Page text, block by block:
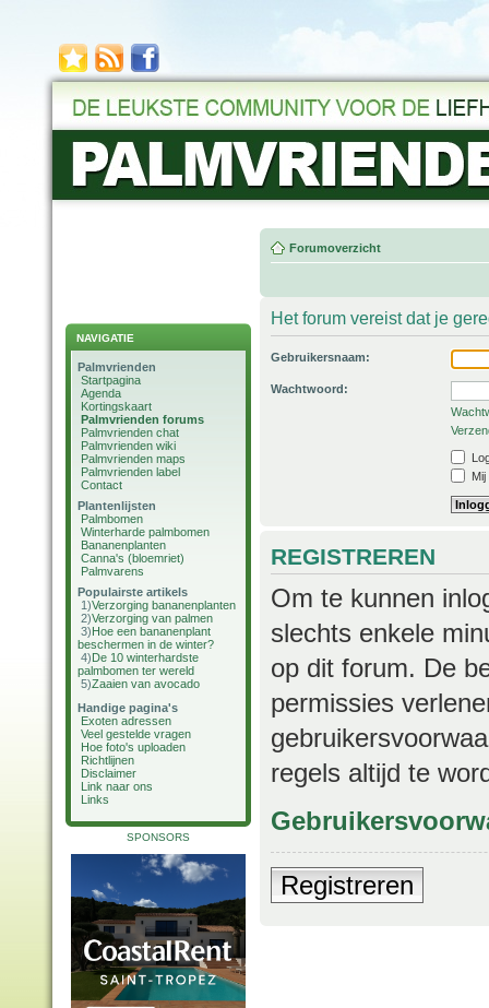
NAVIGATIE
Palmvrienden
Startpagina
Agenda
Kortingskaart
Palmvrienden forums
Palmvrienden chat
Palmvrienden wiki
Palmvrienden maps
Palmvrienden label
Contact
Plantenlijsten
Palmbomen
Winterharde palmbomen
Bananenplanten
Canna's (bloemriet)
Palmvarens
Populairste artikels
1)Verzorging bananenplanten
2)Verzorging van palmen
3)Hoe een bananenplant
beschermen in de winter?
4)De 10 winterhardste
palmbomen ter wereld
5)Zaaien van avocado
Handige pagina's
Exoten adressen
Veel gestelde vragen
Hoe foto's uploaden
Richtlijnen
Disclaimer
Link naar ons
Links
SPONSORS
Forumoverzicht
Het forum vereist dat je
Gebruikersnaam:
Wachtwoord:
REGISTREREN
Om te kunnen
slechts enkele
op dit forum. De
permissies
regels altijd te
Registreren